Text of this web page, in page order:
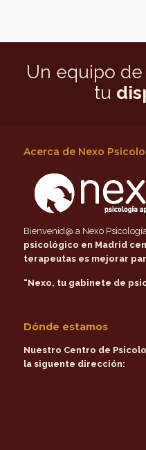
Un equipo de
tu
Acerca de Nexo
Bienvenid@ a Nexo
psicológico en Madrid
terapeutas es mejorar
“Nexo, tu gabinete de
Dónde estamos
Nuestro Centro de
la siguente dirección: